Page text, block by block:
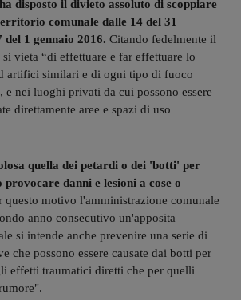
disposto il divieto assoluto di scoppiare
comunale dalle 14 del 31
1 gennaio 2016. Citando fedelmente il
vieta “di effettuare e far effettuare lo
artifici similari e di ogni tipo di fuoco
nei luoghi privati da cui possono essere
direttamente aree e spazi di uso
quella dei petardi o dei 'botti' per
provocare danni e lesioni a cose o
questo motivo l'amministrazione comunale
anno consecutivo un'apposita
si intende anche prevenire una serie di
che possono essere causate dai botti per
effetti traumatici diretti che per quelli